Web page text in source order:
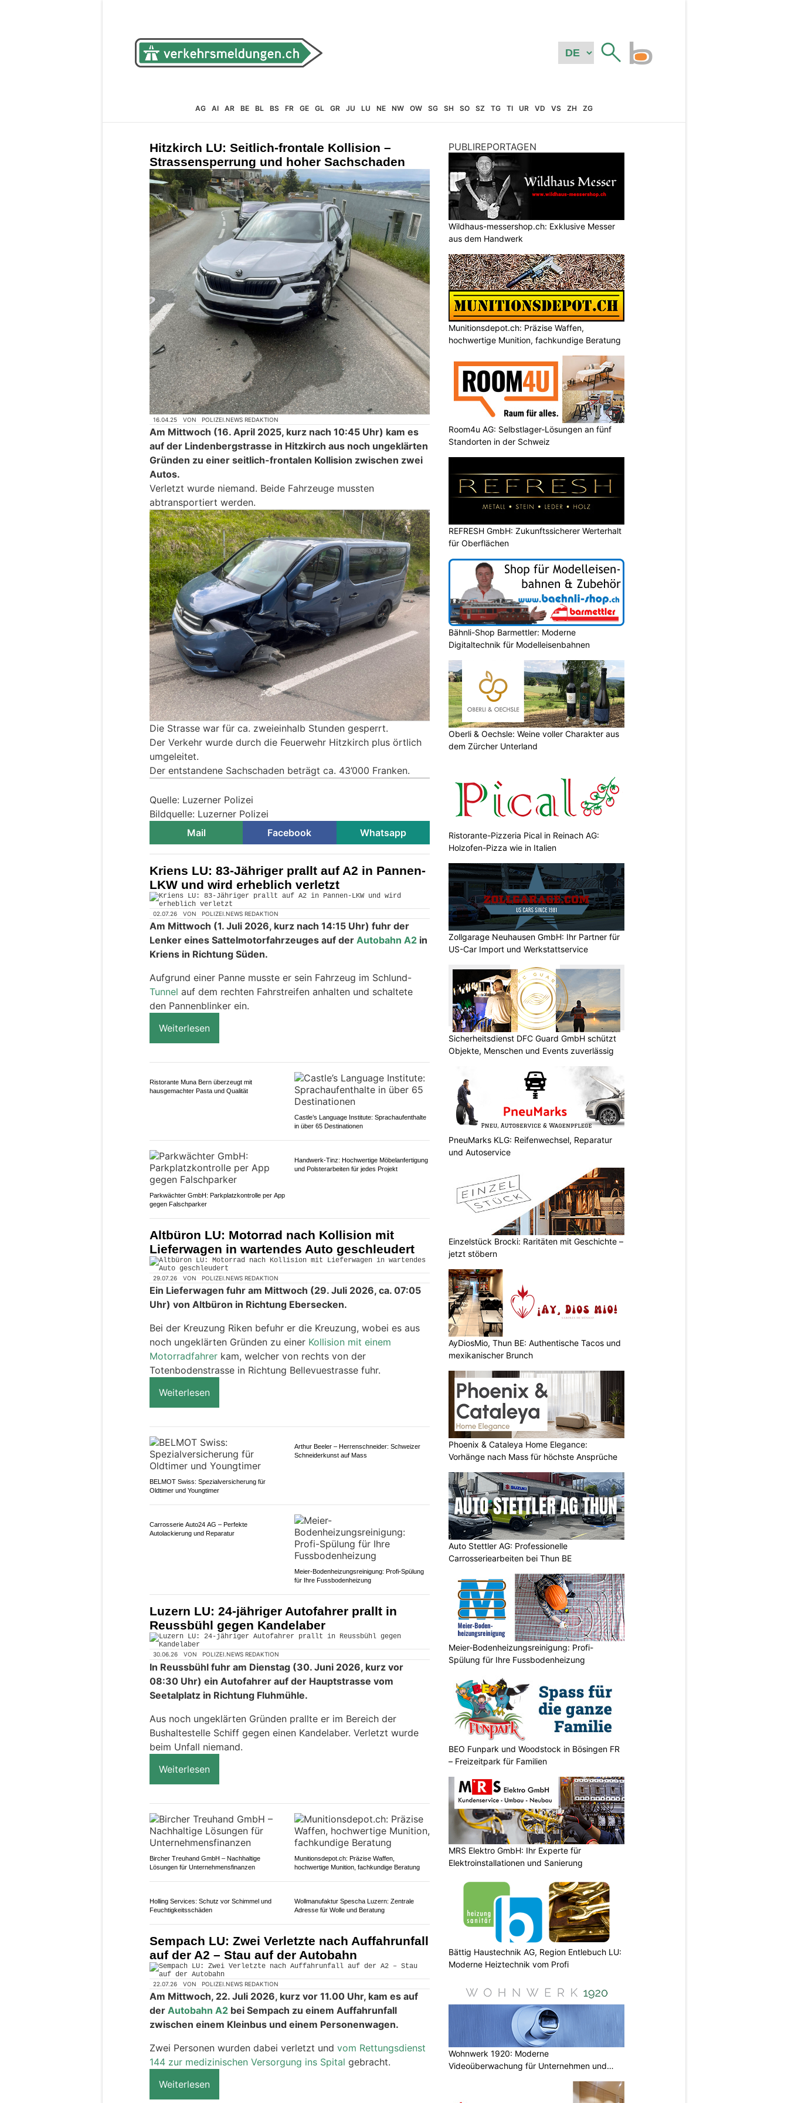
AG AI AR BE BL BS FR GE GL GR JU LU NE NW OW SG SH SO SZ TG TI UR VD VS ZH ZG
Hitzkirch LU: Seitlich-frontale Kollision –
Strassensperrung und hoher Sachschaden
16.04.25 VON POLIZEI.NEWS REDAKTION
Am Mittwoch (16. April 2025, kurz nach 10:45 Uhr) kam es
auf der Lindenbergstrasse in Hitzkirch aus noch ungeklärten
Gründen zu einer seitlich-frontalen Kollision zwischen zwei
Autos.
Verletzt wurde niemand. Beide Fahrzeuge mussten
abtransportiert werden.
Die Strasse war für ca. zweieinhalb Stunden gesperrt.
Der Verkehr wurde durch die Feuerwehr Hitzkirch plus örtlich
umgeleitet.
Der entstandene Sachschaden beträgt ca. 43’000 Franken.
Quelle: Luzerner Polizei
Bildquelle: Luzerner Polizei
Mail
Facebook Whatsapp
Kriens LU: 83-Jähriger prallt auf A2 in Pannen-
LKW und wird erheblich verletzt
02.07.26 VON POLIZEI.NEWS REDAKTION
Am Mittwoch (1. Juli 2026, kurz nach 14:15 Uhr) fuhr der
Lenker eines Sattelmotorfahrzeuges auf der Autobahn A2 in
Kriens in Richtung Süden.
Aufgrund einer Panne musste er sein Fahrzeug im Schlund-
Tunnel auf dem rechten Fahrstreifen anhalten und schaltete
den Pannenblinker ein.
Weiterlesen
Castle’s Language Institute: Sprachaufenthalte
in über 65 Destinationen
Parkwächter GmbH: Parkplatzkontrolle per App
gegen Falschparker
Handwerk-Tinz: Hochwertige Möbelanfertigung
Altbüron LU: Motorrad nach Kollision mit
Lieferwagen in wartendes Auto geschleudert
29.07.26 VON POLIZEI.NEWS REDAKTION
Ein Lieferwagen fuhr am Mittwoch (29. Juli 2026, ca. 07:05
Uhr) von Altbüron in Richtung Ebersecken.
Bei der Kreuzung Riken befuhr er die Kreuzung, wobei es aus
noch ungeklärten Gründen zu einerKollision mit einem
Motorradfahrerkam, welcher von rechts von der
Totenbodenstrasse in Richtung Bellevuestrasse fuhr.
BELMOT Swiss: Spezialversicherung für
Arthur Beeler – Herrenschneider: Schweizer
Schneiderkunst auf Mass
Meier-Bodenheizungsreinigung: Profi-Spülung
Luzern LU: 24-jähriger Autofahrer prallt in
Reussbühl gegen Kandelaber
30.06.26 VON POLIZEI.NEWS REDAKTION
In Reussbühl fuhr am Dienstag (30. Juni 2026, kurz vor
08:30 Uhr) ein Autofahrer auf der Hauptstrasse vom
Seetalplatz in Richtung Fluhmühle.
Aus noch ungeklärten Gründen prallte er im Bereich der
Bushaltestelle Schiff gegen einen Kandelaber. Verletzt wurde
beim Unfall niemand.
Bircher Treuhand GmbH – Nachhaltige
Munitionsdepot.ch: Präzise Waffen,
Holling Services: Schutz vor Schimmel und
Feuchtigkeitsschäden
Wollmanufaktur Spescha Luzern: Zentrale
Adresse für Wolle und Beratung
Sempach LU: Zwei Verletzte nach Auffahrunfall
auf der A2 – Stau auf der Autobahn
Am Mittwoch, 22. Juli 2026, kurz vor 11.00 Uhr, kam es auf
derAutobahn A2bei Sempach zu einem Auffahrunfall
zwischen einem Kleinbus und einem Personenwagen.
PUBLIREPORTAGEN
Wildhaus-messershop.ch: Exklusive Messer
aus dem Handwerk
Munitionsdepot.ch: Präzise Waffen,
hochwertige Munition, fachkundige Beratung
Room4u AG: Selbstlager-Lösungen an fünf
Standorten in der Schweiz
REFRESH GmbH: Zukunftssicherer Werterhalt
für Oberflächen
Bähnli-Shop Barmettler: Moderne
Digitaltechnik für Modelleisenbahnen
Oberli & Oechsle: Weine voller Charakter aus
dem Zürcher Unterland
Ristorante-Pizzeria Pical in Reinach AG:
Holzofen-Pizza wie in Italien
Zollgarage Neuhausen GmbH: Ihr Partner für
US-Car Import und Werkstattservice
Sicherheitsdienst DFC Guard GmbH schützt
Objekte, Menschen und Events zuverlässig
PneuMarks KLG: Reifenwechsel, Reparatur
und Autoservice
Einzelstück Brocki: Raritäten mit Geschichte –
jetzt stöbern
AyDiosMio, Thun BE: Authentische Tacos und
mexikanischer Brunch
Phoenix & Cataleya Home Elegance:
Vorhänge nach Mass für höchste Ansprüche
Auto Stettler AG: Professionelle
Carrosseriearbeiten bei Thun BE
Meier-Bodenheizungsreinigung: Profi-
Spülung für Ihre Fussbodenheizung
BEO Funpark und Woodstock in Bösingen FR
– Freizeitpark für Familien
MRS Elektro GmbH: Ihr Experte für
Elektroinstallationen und Sanierung
Bättig Haustechnik AG, Region Entlebuch LU:
Moderne Heiztechnik vom Profi
Wohnwerk 1920: Moderne
Videoüberwachung für Unternehmen und